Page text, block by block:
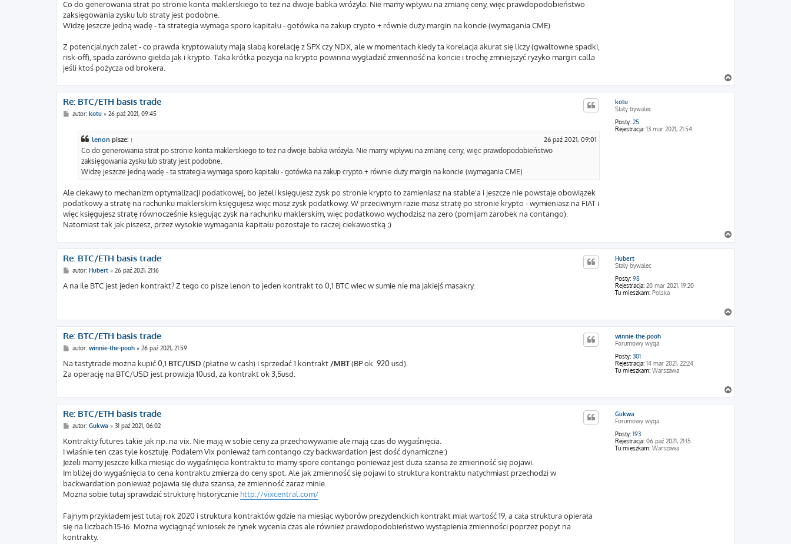
Co do generowania strat po stronie konta maklerskiego to też na dwoje babka wróżyła. Nie mamy wpływu na zmianę ceny, więc prawdopodobieństwo
zaksięgowania zysku lub straty jest podobne.
Widzę jeszcze jedną wadę - ta strategia wymaga sporo kapitału - gotówka na zakup crypto + równie duży margin na koncie (wymagania CME)
Z potencjalnych zalet - co prawda kryptowaluty mają słabą korelację z SPX czy NDX, ale w momentach kiedy ta korelacja akurat się liczy (gwałtowne spadki,
risk-off), spada zarówno giełda jak i krypto. Taka krótka pozycja na krypto powinna wygładzić zmienność na koncie i trochę zmniejszyć ryzyko margin calla
jeśli ktoś pożycza od brokera.
a
g
kotu
Stały bywalec
Posty: 25
Rejestracja: 13 mar 2021, 21:54
Re: BTC/ETH basis trade
Pautor: kotu» 26 paź 2021, 09:45
lenon pisze: ↑ 26 paź 2021, 09:01
Co do generowania strat po stronie konta maklerskiego to też na dwoje babka wróżyła. Nie mamy wpływu na zmianę ceny, więc prawdopodobieństwo
zaksięgowania zysku lub straty jest podobne.
Widzę jeszcze jedną wadę - ta strategia wymaga sporo kapitału - gotówka na zakup crypto + równie duży margin na koncie (wymagania CME)
Ale ciekawy to mechanizm optymalizacji podatkowej, bo jeżeli księgujesz zysk po stronie krypto to zamieniasz na stable'a i jeszcze nie powstaje obowiązek
podatkowy a stratę na rachunku maklerskim księgujesz więc masz zysk podatkowy. W przeciwnym razie masz stratę po stronie krypto - wymieniasz na FIAT i
więc księgujesz stratę równocześnie księgując zysk na rachunku maklerskim, więc podatkowo wychodzisz na zero (pomijam zarobek na contango).
Natomiast tak jak piszesz, przez wysokie wymagania kapitału pozostaje to raczej ciekawostką ;)
a
g
Hubert
Stały bywalec
Posty: 98
Rejestracja: 20 mar 2021, 19:20
Tu mieszkam: Polska
Re: BTC/ETH basis trade
P
s
t
autor: Hubert» 26 paź 2021, 21:16
A na ile BTC jest jeden kontrakt? Z tego co pisze lenon to jeden kontrakt to 0,1 BTC wiec w sumie nie ma jakiejś masakry.
a
g
winnie-the-pooh
Forumowy wyga
Posty: 301
Rejestracja: 14 mar 2021, 22:24
Tu mieszkam: Warszawa
Re: BTC/ETH basis trade
P
s
t
autor: winnie-the-pooh» 26 paź 2021, 21:59
Na tastytrade można kupić 0,1 BTC/USD (płatne w cash) i sprzedać 1 kontrakt /MBT(BP ok. 920 usd).
Za operację na BTC/USD jest prowizja 10usd, za kontrakt ok 3,5usd.
a
g
Gukwa
Forumowy wyga
Posty: 193
Rejestracja: 06 paź 2021, 21:15
Tu mieszkam: Warszawa
Re: BTC/ETH basis trade
P
s
t
autor: Gukwa » 31 paź 2021, 06:02
Kontrakty futures takie jak np. na vix. Nie mają w sobie ceny za przechowywanie ale mają czas do wygaśnięcia.
I właśnie ten czas tyle kosztuję. Podałem Vix ponieważ tam contango czy backwardation jest dość dynamiczne:)
Jeżeli mamy jeszcze kilka miesiąc do wygaśnięcia kontraktu to mamy spore contango ponieważ jest duża szansa że zmienność się pojawi.
Im bliżej do wygaśnięcia to cena kontraktu zmierza do ceny spot. Ale jak zmienność się pojawi to struktura kontraktu natychmiast przechodzi w
backwardation ponieważ pojawia się duża szansa, że zmienność zaraz minie.
Można sobie tutaj sprawdzić strukturę historycznie http://vixcentral.com/
Fajnym przykładem jest tutaj rok 2020 i struktura kontraktów gdzie na miesiąc wyborów prezydenckich kontrakt miał wartość 19, a cała struktura opierała
się na liczbach 15-16. Można wyciągnąć wniosek że rynek wycenia czas ale również prawdopodobieństwo wystąpienia zmienności poprzez popyt na
kontrakty.